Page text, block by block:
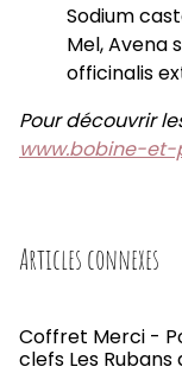
Sodium
Mel, Avena
officinalis
Pour découvrir
www.bobine-
Articles connexes
Coffret Merci -
clefs Les Rubans